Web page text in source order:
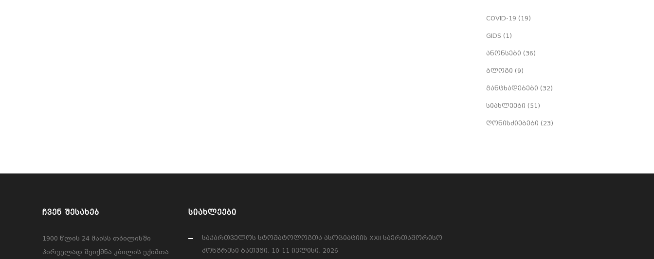
COVID-19 (19)
GIDS (1)
ანონსები (36)
ბლოგი (9)
განცხადებები (32)
სიახლეები (51)
ღონისძიებები (23)
ᲩᲕᲔᲜ ᲨᲔᲡᲐᲮᲔᲑ
1900 წლის 24 მაისს თბილისში
პირველად შეიქმნა კბილის ექიმთა
ᲡᲘᲐᲮᲚᲔᲔᲑᲘ
საქართველოს სტომატოლოგთა ასოციაციის XXII საერთაშორისო
კონგრესი ბათუმი, 10-11 ივლისი, 2026